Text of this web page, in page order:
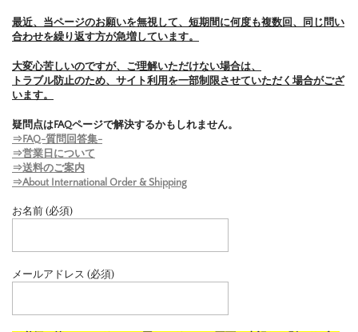
最近、当ページのお願いを無視して、短期間に何度も複数回、同じ問い
合わせを繰り返す方が急増しています。
大変心苦しいのですが、ご理解いただけない場合は、
トラブル防止のため、サイト利用を一部制限させていただく場合がござ
います。
疑問点はFAQページで解決するかもしれません。
⇒FAQ-質問回答集-
⇒営業日について
⇒送料のご案内
⇒About International Order & Shipping
お名前 (必須)
メールアドレス (必須)